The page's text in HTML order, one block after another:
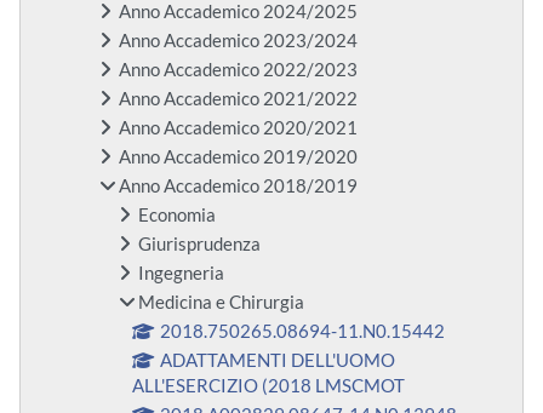
Anno Accademico 2024/2025
Anno Accademico 2023/2024
Anno Accademico 2022/2023
Anno Accademico 2021/2022
Anno Accademico 2020/2021
Anno Accademico 2019/2020
Anno Accademico 2018/2019
Economia
Giurisprudenza
Ingegneria
Medicina e Chirurgia
2018.750265.08694-11.N0.15442
ADATTAMENTI DELL'UOMO
ALL'ESERCIZIO (2018 LMSCMOT